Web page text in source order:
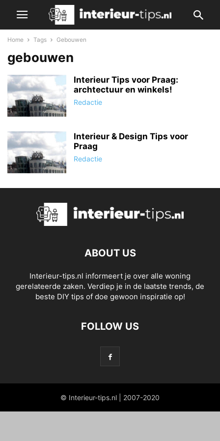
Home Tags Gebouwen
gebouwen
Interieur Tips voor Praag:
archtectuur en winkels!
Redactie
Interieur & Design Tips voor
Praag
Redactie
ABOUT US
Interieur-tips.nl informeert je over alle woning
gerelateerde zaken. Verdiep je in de laatste trends, de
beste DIY tips of doe gewoon inspiratie op!
FOLLOW US
© Interieur-tips.nl | 2007-2020